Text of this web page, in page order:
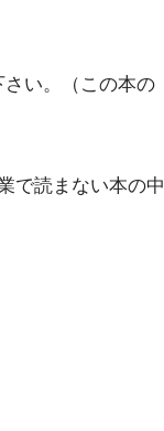
さい。（この本の
で読まない本の中